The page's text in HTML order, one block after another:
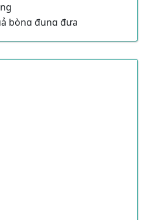
bòng đung đưa
văn
nhân Bát Tràng.